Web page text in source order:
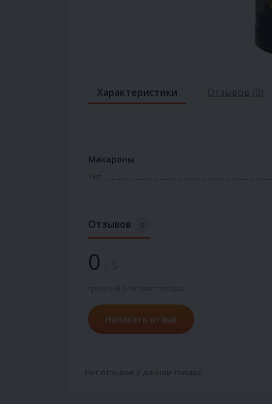
Характеристики Отзывов (0)
Макароны
Тип
Отзывов 0
0
Написать отзыв
Нет отзывов о данном товаре.